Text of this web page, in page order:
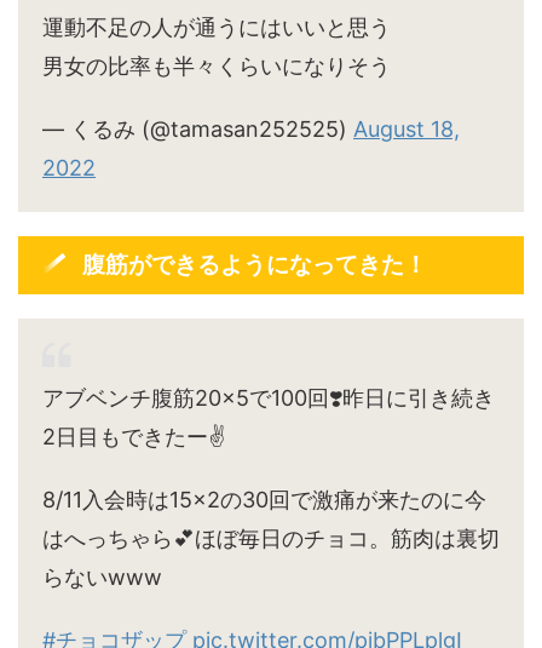
運動不足の人が通うにはいいと思う
男女の比率も半々くらいになりそう
— くるみ (@tamasan252525) August 18,
2022
腹筋ができるようになってきた！
アブベンチ腹筋20×5で100回❣️昨日に引き続き
2日目もできたー✌️
8/11入会時は15×2の30回で激痛が来たのに今
はへっちゃら💕ほぼ毎日のチョコ。筋肉は裏切
らないwww
#チョコザップ pic.twitter.com/pibPPLplgI